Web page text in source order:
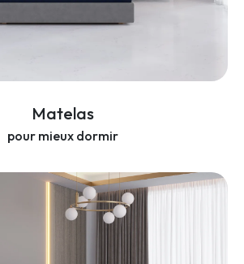
Matelas
pour mieux dormir